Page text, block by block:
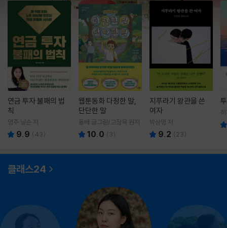
연금 투자 불패의 법
칙
영주 닐슨 저
9.9 (43)
웹툰동화 다정한 말,
단단한 말
돌배 글그림/고정욱 원저
10.0 ( 3)
지푸라기 왕관을 쓴
여자
박상영 저
9.2 ( 23)
클래스24